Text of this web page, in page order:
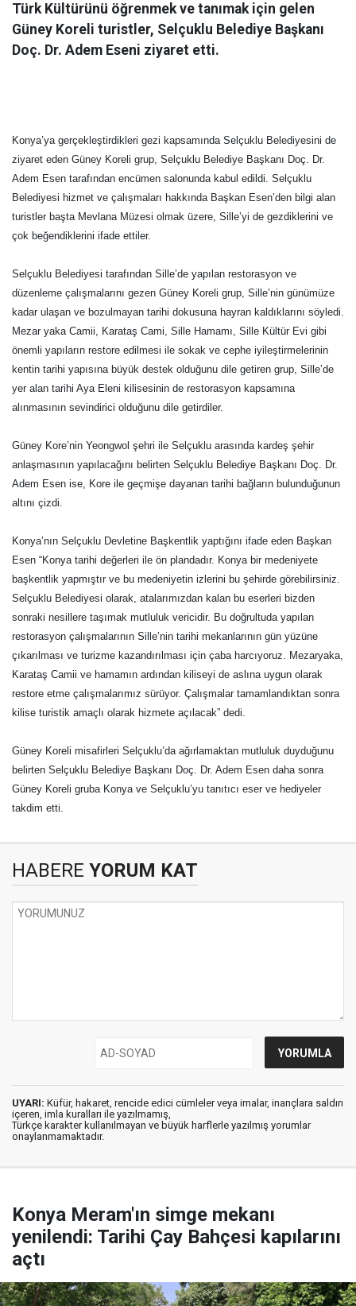
Türk Kültürünü öğrenmek ve tanımak için gelen
Güney Koreli turistler, Selçuklu Belediye Başkanı
Doç. Dr. Adem Eseni ziyaret etti.
Konya’ya gerçekleştirdikleri gezi kapsamında Selçuklu Belediyesini de
ziyaret eden Güney Koreli grup, Selçuklu Belediye Başkanı Doç. Dr.
Adem Esen tarafından encümen salonunda kabul edildi. Selçuklu
Belediyesi hizmet ve çalışmaları hakkında Başkan Esen’den bilgi alan
turistler başta Mevlana Müzesi olmak üzere, Sille’yi de gezdiklerini ve
çok beğendiklerini ifade ettiler.
Selçuklu Belediyesi tarafından Sille’de yapılan restorasyon ve
düzenleme çalışmalarını gezen Güney Koreli grup, Sille’nin günümüze
kadar ulaşan ve bozulmayan tarihi dokusuna hayran kaldıklarını söyledi.
Mezar yaka Camii, Karataş Cami, Sille Hamamı, Sille Kültür Evi gibi
önemli yapıların restore edilmesi ile sokak ve cephe iyileştirmelerinin
kentin tarihi yapısına büyük destek olduğunu dile getiren grup, Sille’de
yer alan tarihi Aya Eleni kilisesinin de restorasyon kapsamına
alınmasının sevindirici olduğunu dile getirdiler.
Güney Kore’nin Yeongwol şehri ile Selçuklu arasında kardeş şehir
anlaşmasının yapılacağını belirten Selçuklu Belediye Başkanı Doç. Dr.
Adem Esen ise, Kore ile geçmişe dayanan tarihi bağların bulunduğunun
altını çizdi.
Konya’nın Selçuklu Devletine Başkentlik yaptığını ifade eden Başkan
Esen “Konya tarihi değerleri ile ön plandadır. Konya bir medeniyete
başkentlik yapmıştır ve bu medeniyetin izlerini bu şehirde görebilirsiniz.
Selçuklu Belediyesi olarak, atalarımızdan kalan bu eserleri bizden
sonraki nesillere taşımak mutluluk vericidir. Bu doğrultuda yapılan
restorasyon çalışmalarının Sille’nin tarihi mekanlarının gün yüzüne
çıkarılması ve turizme kazandırılması için çaba harcıyoruz. Mezaryaka,
Karataş Camii ve hamamın ardından kiliseyi de aslına uygun olarak
restore etme çalışmalarımız sürüyor. Çalışmalar tamamlandıktan sonra
kilise turistik amaçlı olarak hizmete açılacak” dedi.
Güney Koreli misafirleri Selçuklu’da ağırlamaktan mutluluk duyduğunu
belirten Selçuklu Belediye Başkanı Doç. Dr. Adem Esen daha sonra
Güney Koreli gruba Konya ve Selçuklu’yu tanıtıcı eser ve hediyeler
takdim etti.
HABERE YORUM KAT
UYARI: Küfür, hakaret, rencide edici cümleler veya imalar, inançlara saldırı
içeren, imla kuralları ile yazılmamış,
Türkçe karakter kullanılmayan ve büyük harflerle yazılmış yorumlar
onaylanmamaktadır.
Konya Meram'ın simge mekanı
yenilendi: Tarihi Çay Bahçesi kapılarını
açtı